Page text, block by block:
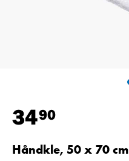
3490
Håndkle, 50 x 70 cm